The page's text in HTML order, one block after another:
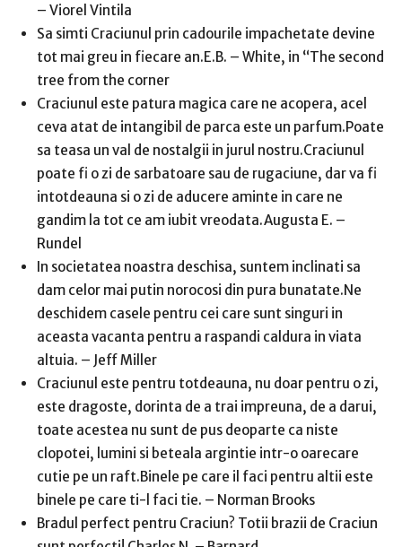
– Viorel Vintila
Sa simti Craciunul prin cadourile impachetate devine
tot mai greu in fiecare an.E.B. – White, in “The second
tree from the corner
Craciunul este patura magica care ne acopera, acel
ceva atat de intangibil de parca este un parfum.Poate
sa teasa un val de nostalgii in jurul nostru.Craciunul
poate fi o zi de sarbatoare sau de rugaciune, dar va fi
intotdeauna si o zi de aducere aminte in care ne
gandim la tot ce am iubit vreodata.Augusta E. –
Rundel
In societatea noastra deschisa, suntem inclinati sa
dam celor mai putin norocosi din pura bunatate.Ne
deschidem casele pentru cei care sunt singuri in
aceasta vacanta pentru a raspandi caldura in viata
altuia. – Jeff Miller
Craciunul este pentru totdeauna, nu doar pentru o zi,
este dragoste, dorinta de a trai impreuna, de a darui,
toate acestea nu sunt de pus deoparte ca niste
clopotei, lumini si beteala argintie intr-o oarecare
cutie pe un raft.Binele pe care il faci pentru altii este
binele pe care ti-l faci tie. – Norman Brooks
Bradul perfect pentru Craciun? Totii brazii de Craciun